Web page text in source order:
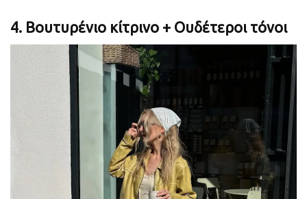
4. Βουτυρένιο κίτρινο + Ουδέτεροι τόνοι